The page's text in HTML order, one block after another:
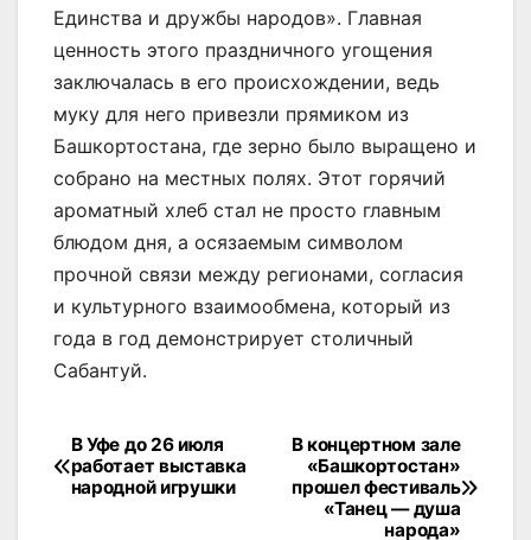
Единства и дружбы народов». Главная
ценность этого праздничного угощения
заключалась в его происхождении, ведь
муку для него привезли прямиком из
Башкортостана, где зерно было выращено и
собрано на местных полях. Этот горячий
ароматный хлеб стал не просто главным
блюдом дня, а осязаемым символом
прочной связи между регионами, согласия
и культурного взаимообмена, который из
года в год демонстрирует столичный
Сабантуй.
Навигация
по
В концертном зале
«Башкортостан»
прошел фестиваль
«Танец — душа
народа»
В Уфе до 26 июля
работает выставка
народной игрушки